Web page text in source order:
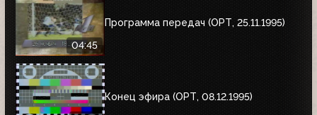
04:45
Программа передач (ОРТ, 25.11.1995)
Конец эфира (ОРТ, 08.12.1995)